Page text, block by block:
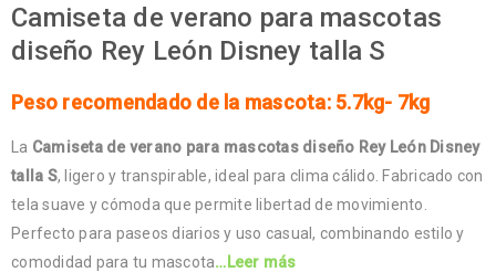
Camiseta de verano para mascotas
diseño Rey León Disney talla S
Peso recomendado de la mascota: 5.7kg- 7kg
La Camiseta de verano para mascotas diseño Rey León Disney
talla S, ligero y transpirable, ideal para clima cálido. Fabricado con
tela suave y cómoda que permite libertad de movimiento.
Perfecto para paseos diarios y uso casual, combinando estilo y
comodidad para tu mascota…Leer más